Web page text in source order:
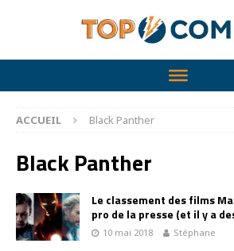
ACCUEIL Black Panther
Black Panther
Le classement des films
pro de la presse (et il y a
10 mai 2018 Stéphane